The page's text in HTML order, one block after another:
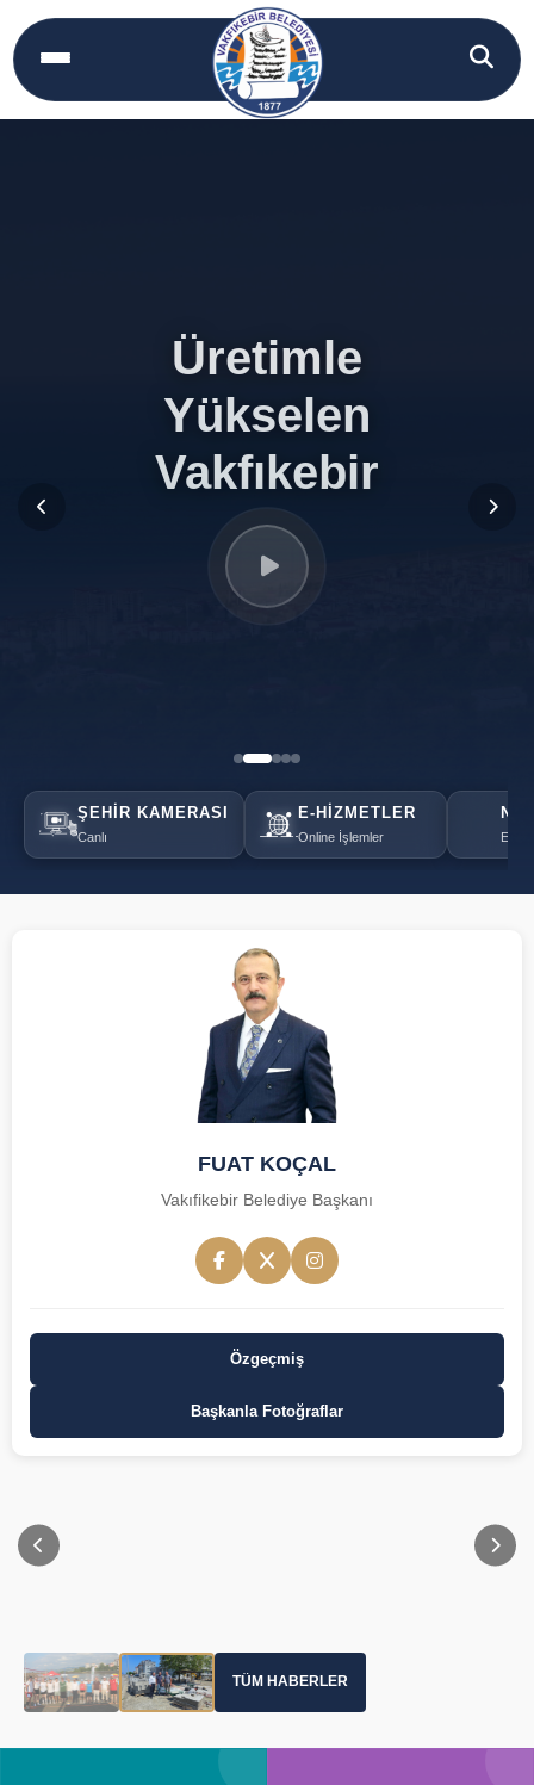
Üretimle
Yükselen
Vakfıkebir
Üretimle
Yükselen
Vakfıkebir
ŞEHIR KAMERASI
Canlı
E-HIZMETLER
Online İşlemler
FUAT KOÇAL
Vakıfikebir Belediye Başkanı
Özgeçmiş
Başkanla Fotoğraflar
TÜM HABERLER